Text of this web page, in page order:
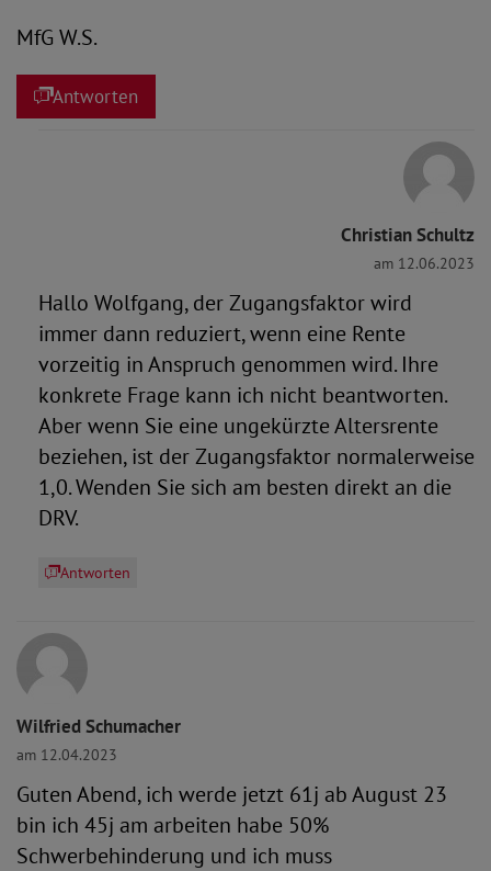
MfG W.S.
Antworten
Christian Schultz
am 12.06.2023
Hallo Wolfgang, der Zugangsfaktor wird
immer dann reduziert, wenn eine Rente
vorzeitig in Anspruch genommen wird. Ihre
konkrete Frage kann ich nicht beantworten.
Aber wenn Sie eine ungekürzte Altersrente
beziehen, ist der Zugangsfaktor normalerweise
1,0. Wenden Sie sich am besten direkt an die
DRV.
Antworten
Wilfried Schumacher
am 12.04.2023
Guten Abend, ich werde jetzt 61j ab August 23
bin ich 45j am arbeiten habe 50%
Schwerbehinderung und ich muss